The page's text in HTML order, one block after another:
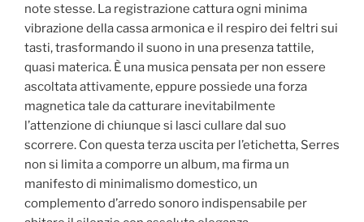
note stesse. La registrazione cattura ogni minima
vibrazione della cassa armonica e il respiro dei feltri sui
tasti, trasformando il suono in una presenza tattile,
quasi materica. È una musica pensata per non essere
ascoltata attivamente, eppure possiede una forza
magnetica tale da catturare inevitabilmente
l’attenzione di chiunque si lasci cullare dal suo
scorrere. Con questa terza uscita per l’etichetta, Serres
non si limita a comporre un album, ma firma un
manifesto di minimalismo domestico, un
complemento d’arredo sonoro indispensabile per